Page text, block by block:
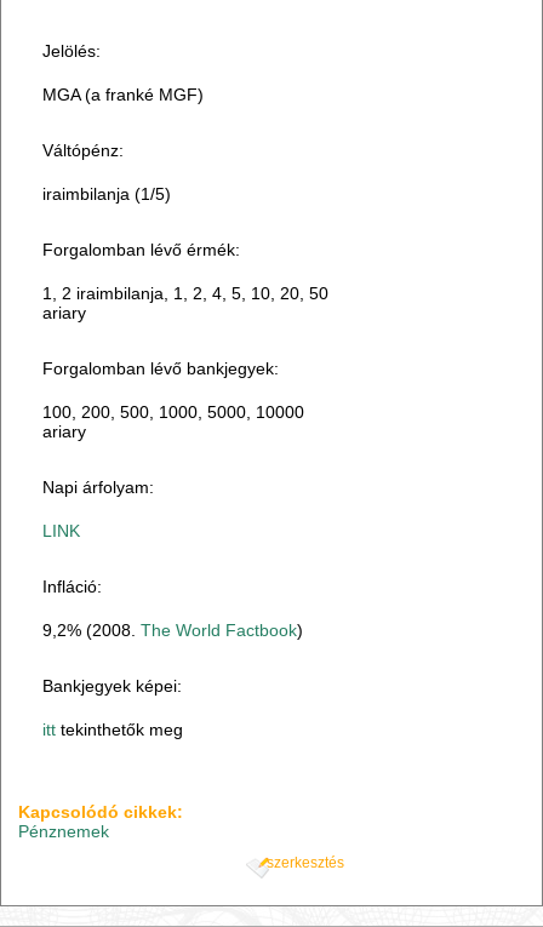
Jelölés:
MGA (a franké MGF)
Váltópénz:
iraimbilanja (1/5)
Forgalomban lévő érmék:
1, 2 iraimbilanja, 1, 2, 4, 5, 10, 20, 50
ariary
Forgalomban lévő bankjegyek:
100, 200, 500, 1000, 5000, 10000
ariary
Napi árfolyam:
LINK
Infláció:
9,2% (2008.The World Factbook)
Bankjegyek képei:
itt tekinthetők meg
Kapcsolódó cikkek:
Pénznemek
szerkesztés